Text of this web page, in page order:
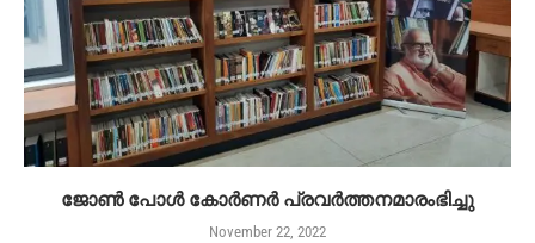
ജോൺ പോൾ കോർണർ പ്രവർത്തനമാരംഭിച്ചു
November 22, 2022